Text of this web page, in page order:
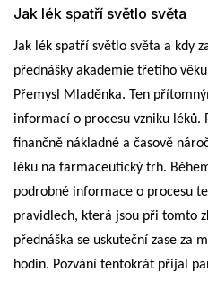
Jak lék spatří světlo světa
Jak lék spatří světlo světa a kdy
přednášky akademie třetího
Přemysl Mladěnka. Ten
informací o procesu vzniku léků.
finančně nákladné a časově
léku na farmaceutický trh.
podrobné informace o procesu
pravidlech, která jsou při tomto
přednáška se uskuteční zase za
hodin. Pozvání tentokrát přijal